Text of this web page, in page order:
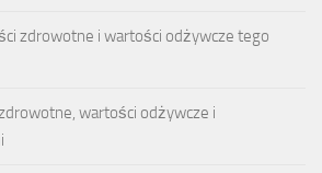
zdrowotne i wartości odżywcze tego
wartości odżywcze i